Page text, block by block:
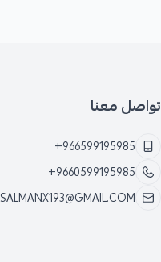
تواصل معنا
+966599195985
+9660599195985
SALMANX193@GMAIL.COM